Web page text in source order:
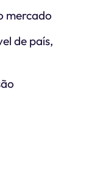
mercado
de país,